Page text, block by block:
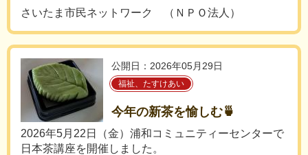
さいたま市民ネットワーク （ＮＰＯ法人）
公開日：2026年05月29日
福祉、たすけあい
今年の新茶を愉しむ🍵
2026年5月22日（金）浦和コミュニティーセンターで
日本茶講座を開催しました。